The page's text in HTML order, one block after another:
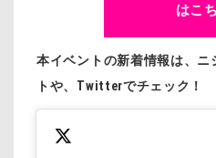
はこ
本イベントの新着情報は、ニ
トや、Twitterでチェック！